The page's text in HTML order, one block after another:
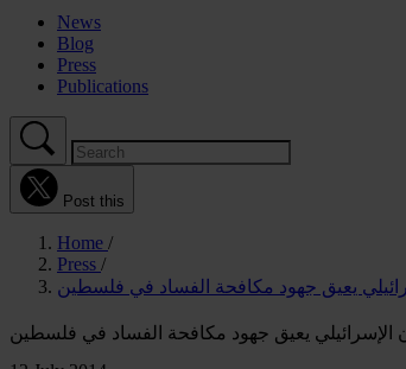
News
Blog
Press
Publications
Post this
Home
Press
يعيق جهود مكافحة الفساد في فلسطين
الإسرائيلي يعيق جهود مكافحة الفساد في فلسطين